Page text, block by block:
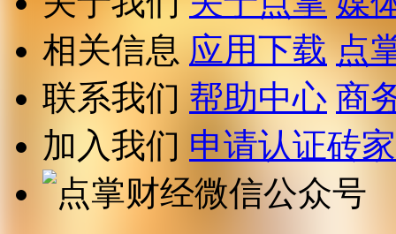
相关信息 应用下载 点
联系我们 帮助中心 商
加入我们 申请认证砖家